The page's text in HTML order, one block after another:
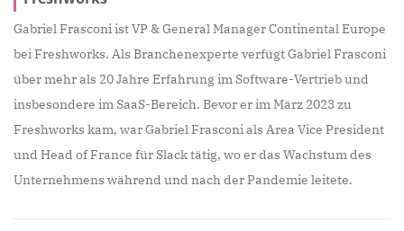
Gabriel Frasconi ist VP & General Manager Continental Europe
bei Freshworks. Als Branchenexperte verfügt Gabriel Frasconi
über mehr als 20 Jahre Erfahrung im Software-Vertrieb und
insbesondere im SaaS-Bereich. Bevor er im März 2023 zu
Freshworks kam, war Gabriel Frasconi als Area Vice President
und Head of France für Slack tätig, wo er das Wachstum des
Unternehmens während und nach der Pandemie leitete.